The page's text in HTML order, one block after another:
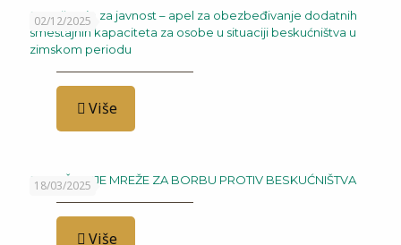
02/12/2025
Saopštenje za javnost – apel za obezbeđivanje dodatnih
smeštajnih kapaciteta za osobe u situaciji beskućništva u
zimskom periodu
Više
18/03/2025
SAOPŠTENJE MREŽE ZA BORBU PROTIV BESKUĆNIŠTVA
Više